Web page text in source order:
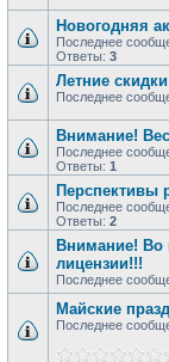
Новогодняя
Последнее
Ответы: 3
Летние
Последнее
Внимание!
Последнее
Ответы: 1
Перспективы
Последнее
Ответы: 2
Внимание! Во
лицензии!!!
Последнее
Майские
Последнее